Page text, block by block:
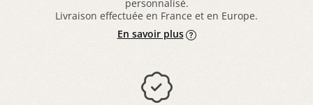
personnalisé.
Livraison effectuée en France et en Europe.
En savoir plus